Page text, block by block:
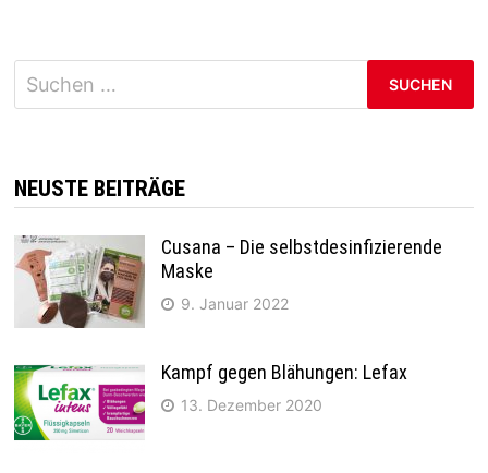
Suchen
nach:
NEUSTE BEITRÄGE
Cusana – Die selbstdesinfizierende
Maske
9. Januar 2022
Kampf gegen Blähungen: Lefax
13. Dezember 2020